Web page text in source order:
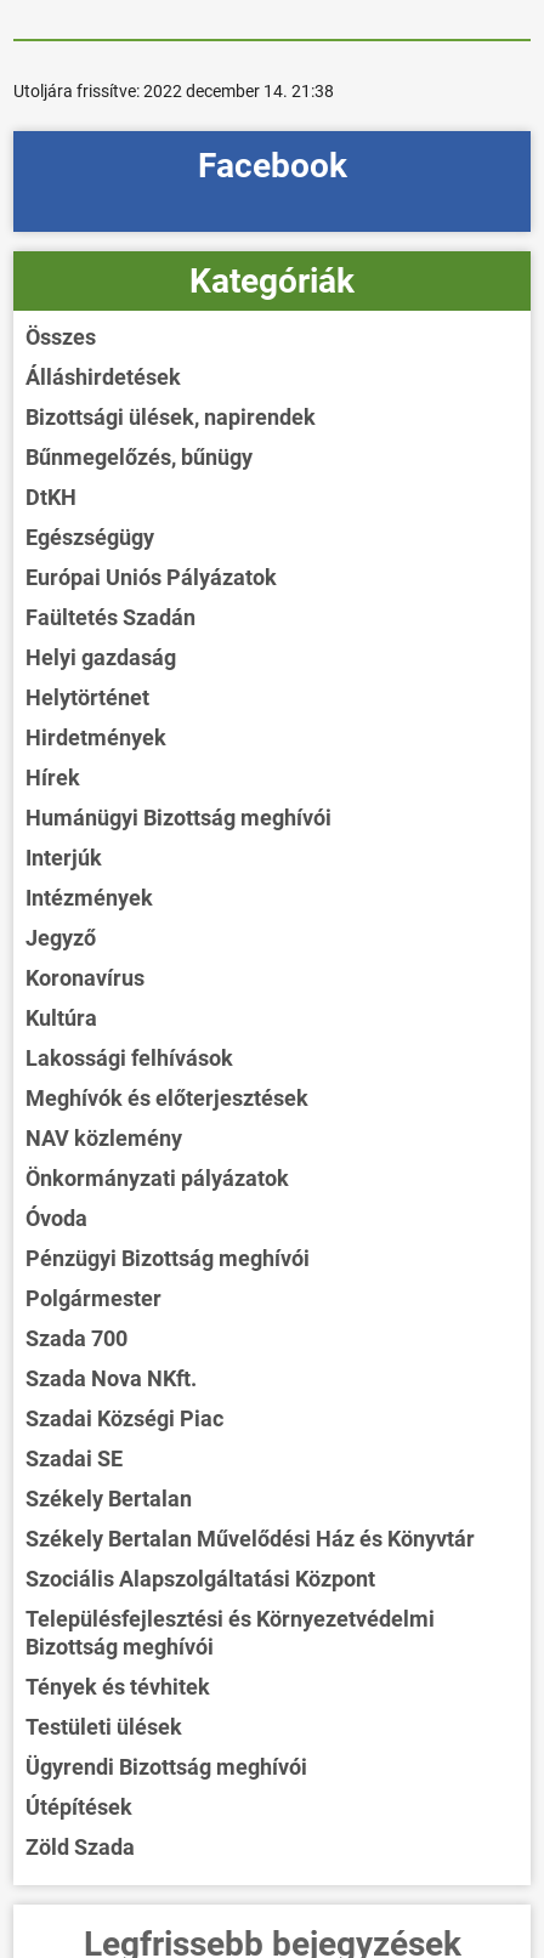
Utoljára frissítve:2022 december 14. 21:38
Facebook
Kategóriák
Összes
Álláshirdetések
Bizottsági ülések, napirendek
Bűnmegelőzés, bűnügy
DtKH
Egészségügy
Európai Uniós Pályázatok
Faültetés Szadán
Helyi gazdaság
Helytörténet
Hirdetmények
Hírek
Humánügyi Bizottság meghívói
Interjúk
Intézmények
Jegyző
Koronavírus
Kultúra
Lakossági felhívások
Meghívók és előterjesztések
NAV közlemény
Önkormányzati pályázatok
Óvoda
Pénzügyi Bizottság meghívói
Polgármester
Szada 700
Szada Nova NKft.
Szadai Községi Piac
Szadai SE
Székely Bertalan
Székely Bertalan Művelődési Ház és Könyvtár
Szociális Alapszolgáltatási Központ
Településfejlesztési és Környezetvédelmi
Bizottság meghívói
Tények és tévhitek
Testületi ülések
Ügyrendi Bizottság meghívói
Útépítések
Zöld Szada
Legfrissebb bejegyzések